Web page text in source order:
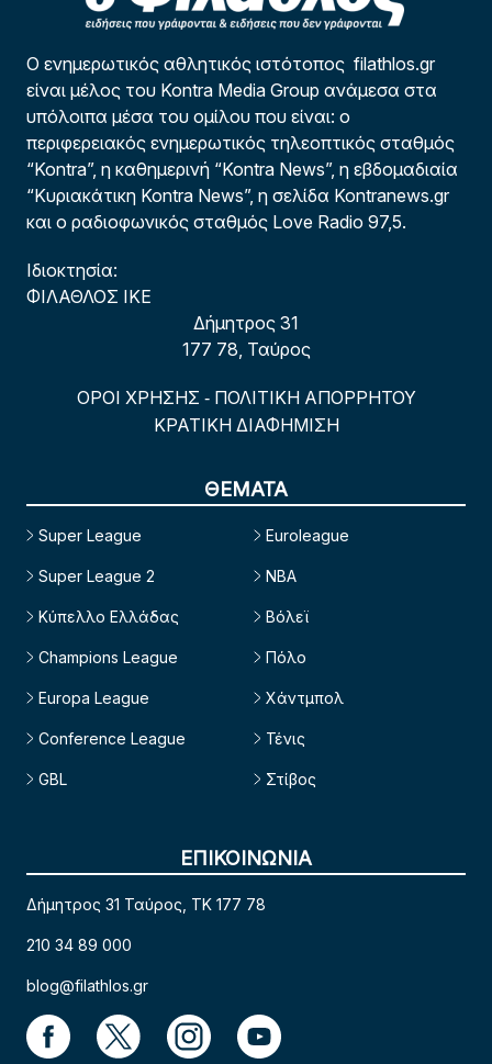
Ο ενημερωτικός αθλητικός ιστότοπος filathlos.gr
είναι μέλος του Kontra Media Group ανάμεσα στα
υπόλοιπα μέσα του ομίλου που είναι: ο
περιφερειακός ενημερωτικός τηλεοπτικός σταθμός
“Kontra”, η καθημερινή “Kontra News”, η εβδομαδιαία
“Κυριακάτικη Kontra News”, η σελίδα Kontranews.gr
και ο ραδιοφωνικός σταθμός Love Radio 97,5.
Ιδιοκτησία:
ΦΙΛΑΘΛΟΣ ΙΚΕ
Δήμητρος 31
177 78, Ταύρος
ΟΡΟΙ ΧΡΗΣΗΣ - ΠΟΛΙΤΙΚΗ ΑΠΟΡΡΗΤΟΥ
ΚΡΑΤΙΚΗ ΔΙΑΦΗΜΙΣΗ
ΘΕΜΑΤΑ
Super League
Super League 2
Κύπελλο Ελλάδας
Champions League
Europa League
Conference League
GBL
Euroleague
NBA
Βόλεϊ
Πόλο
Χάντμπολ
Τένις
Στίβος
ΕΠΙΚΟΙΝΩΝΙΑ
Δήμητρος 31 Ταύρος, TK 177 78
210 34 89 000
blog@filathlos.gr